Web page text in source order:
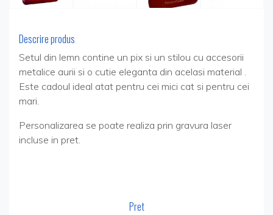
Descrire produs
Setul din lemn contine un pix si un stilou cu accesorii
metalice aurii si o cutie eleganta din acelasi material .
Este cadoul ideal atat pentru cei mici cat si pentru cei
mari.
Personalizarea se poate realiza prin gravura laser
incluse in pret.
Pret